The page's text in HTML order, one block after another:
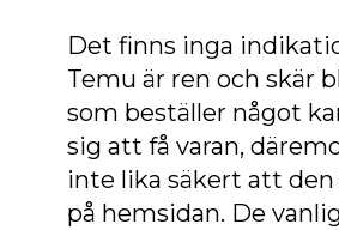
Det finns inga
Temu är ren och skär
som beställer något
sig att få varan,
inte lika säkert att
på hemsidan. De